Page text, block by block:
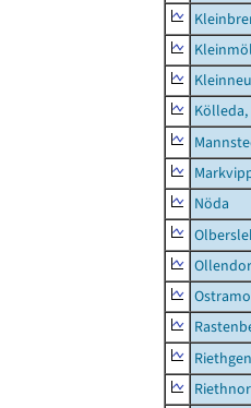
Nöda
Riethgen